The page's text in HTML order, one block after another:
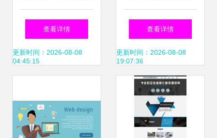
建设的完整指南与
实用策略
查看详情
更新时间：2026-08-08
04:45:15
如何打造适合的企
业官网？
查看详情
更新时间：2026-08-08
19:07:36